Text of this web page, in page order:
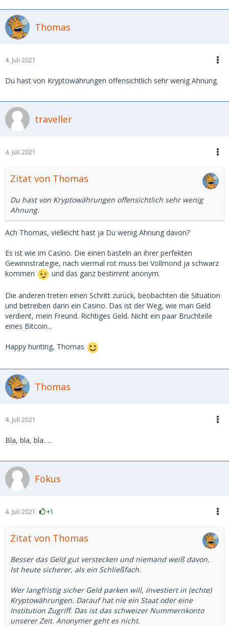
Thomas
4. Juli 2021
Du hast von Kryptowährungen offensichtlich sehr wenig Ahnung.
traveller
4. Juli 2021
Zitat von Thomas
Du hast von Kryptowährungen offensichtlich sehr wenig
Ahnung.
Ach Thomas, vielleicht hast ja Du wenig Ahnung davon?
Es ist wie im Casino. Die einen basteln an ihrer perfekten
Gewinnstrategie, nach viermal rot muss bei Vollmond ja schwarz
kommen
und das ganz bestimmt anonym.
Die anderen treten einen Schritt zurück, beobachten die Situation
und betreiben dann ein Casino. Das ist der Weg, wie man Geld
verdient, mein Freund. Richtiges Geld. Nicht ein paar Bruchteile
eines Bitcoin...
Happy hunting, Thomas
Thomas
4. Juli 2021
Bla, bla, bla…..
Fokus
4. Juli 2021 +1
Zitat von Thomas
Besser das Geld gut verstecken und niemand weiß davon.
Ist heute sicherer, als ein Schließfach.
Wer langfristig sicher Geld parken will, investiert in (echte)
Kryptowährungen. Darauf hat nie ein Staat oder eine
Institution Zugriff. Das ist das schweizer Nummernkonto
unserer Zeit. Anonymer geht es nicht.